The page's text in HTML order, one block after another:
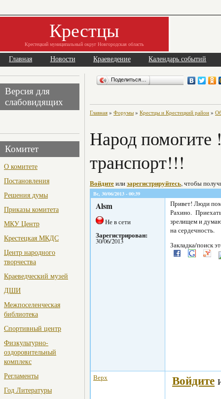
Крестцы
Крестецкий муниципальный округ Новгородская область
Главная Новости Краеведение Календарь событий
Версия для
слабовидящих
Комитет
О комитете
Постановления
Решения думы
Приказы комитета
МКУ Центр
Крестецкая МКДС
Центр народного
творчества
Краеведческий музей
ДШИ
Межпоселенческая
библиотека
Спортивный центр
Физкультурно-
оздоровительный
комплекс
Регламенты
Год Литературы
Поделиться…
Главная » Форумы » Крестцы и Крестецкий район »
Народ
транспорт!!!
Войдитеилизарегистрируйтесь, чтобы
Вс, 30/06/2013 - 00:39
Alsm
Не в сети
Зарегистрирован:
30/06/2013
Привет! Люди
Рахино.
зрелищем и
на сердечность.
Закладка/поиск
Верх Войдите